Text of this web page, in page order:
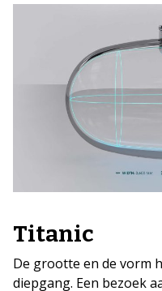
Titanic
De grootte en de vorm
diepgang. Een bezoek